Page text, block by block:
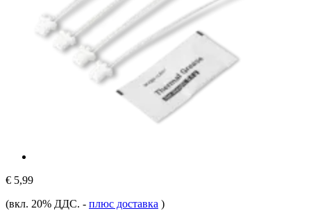
€ 5,99
(вкл. 20% ДДС. - плюс доставка )